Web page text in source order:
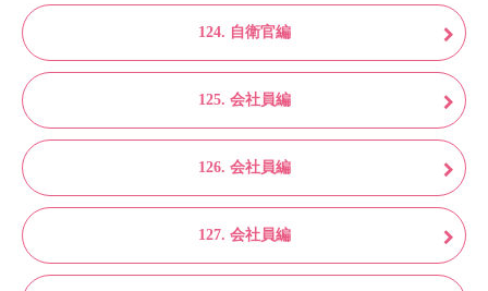
124. 自衛官編
125. 会社員編
126. 会社員編
127. 会社員編